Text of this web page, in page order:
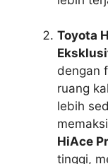
Toyota
dengan
ruang
lebih
HiAce
tinggi,